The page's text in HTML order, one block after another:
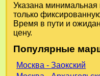
Указана минимальная
только
Время в пути и
цену.
Популярные
Москва - Заокский